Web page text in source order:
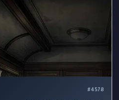
#4578